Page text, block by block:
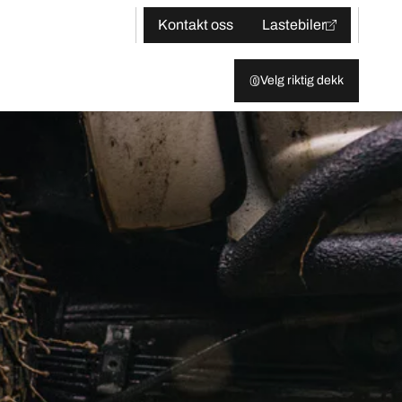
Kontakt oss Lastebiler
Velg riktig dekk